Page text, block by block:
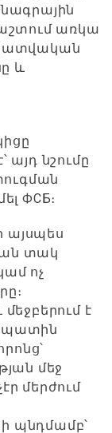
առկա
և
նշումը
ФСБ։
այսպես
տակ
ոչ
է
մեջ
մերժում
պնդմամբ՝